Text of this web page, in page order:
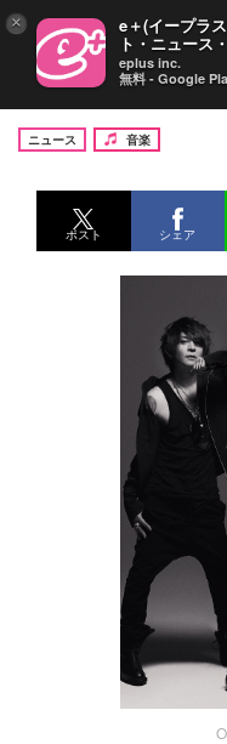
OBLIVION DUST、
ニュース
音楽
ポスト シェア
× e＋(イープラ
ト・ニュース
eplus inc.
無料 - Google